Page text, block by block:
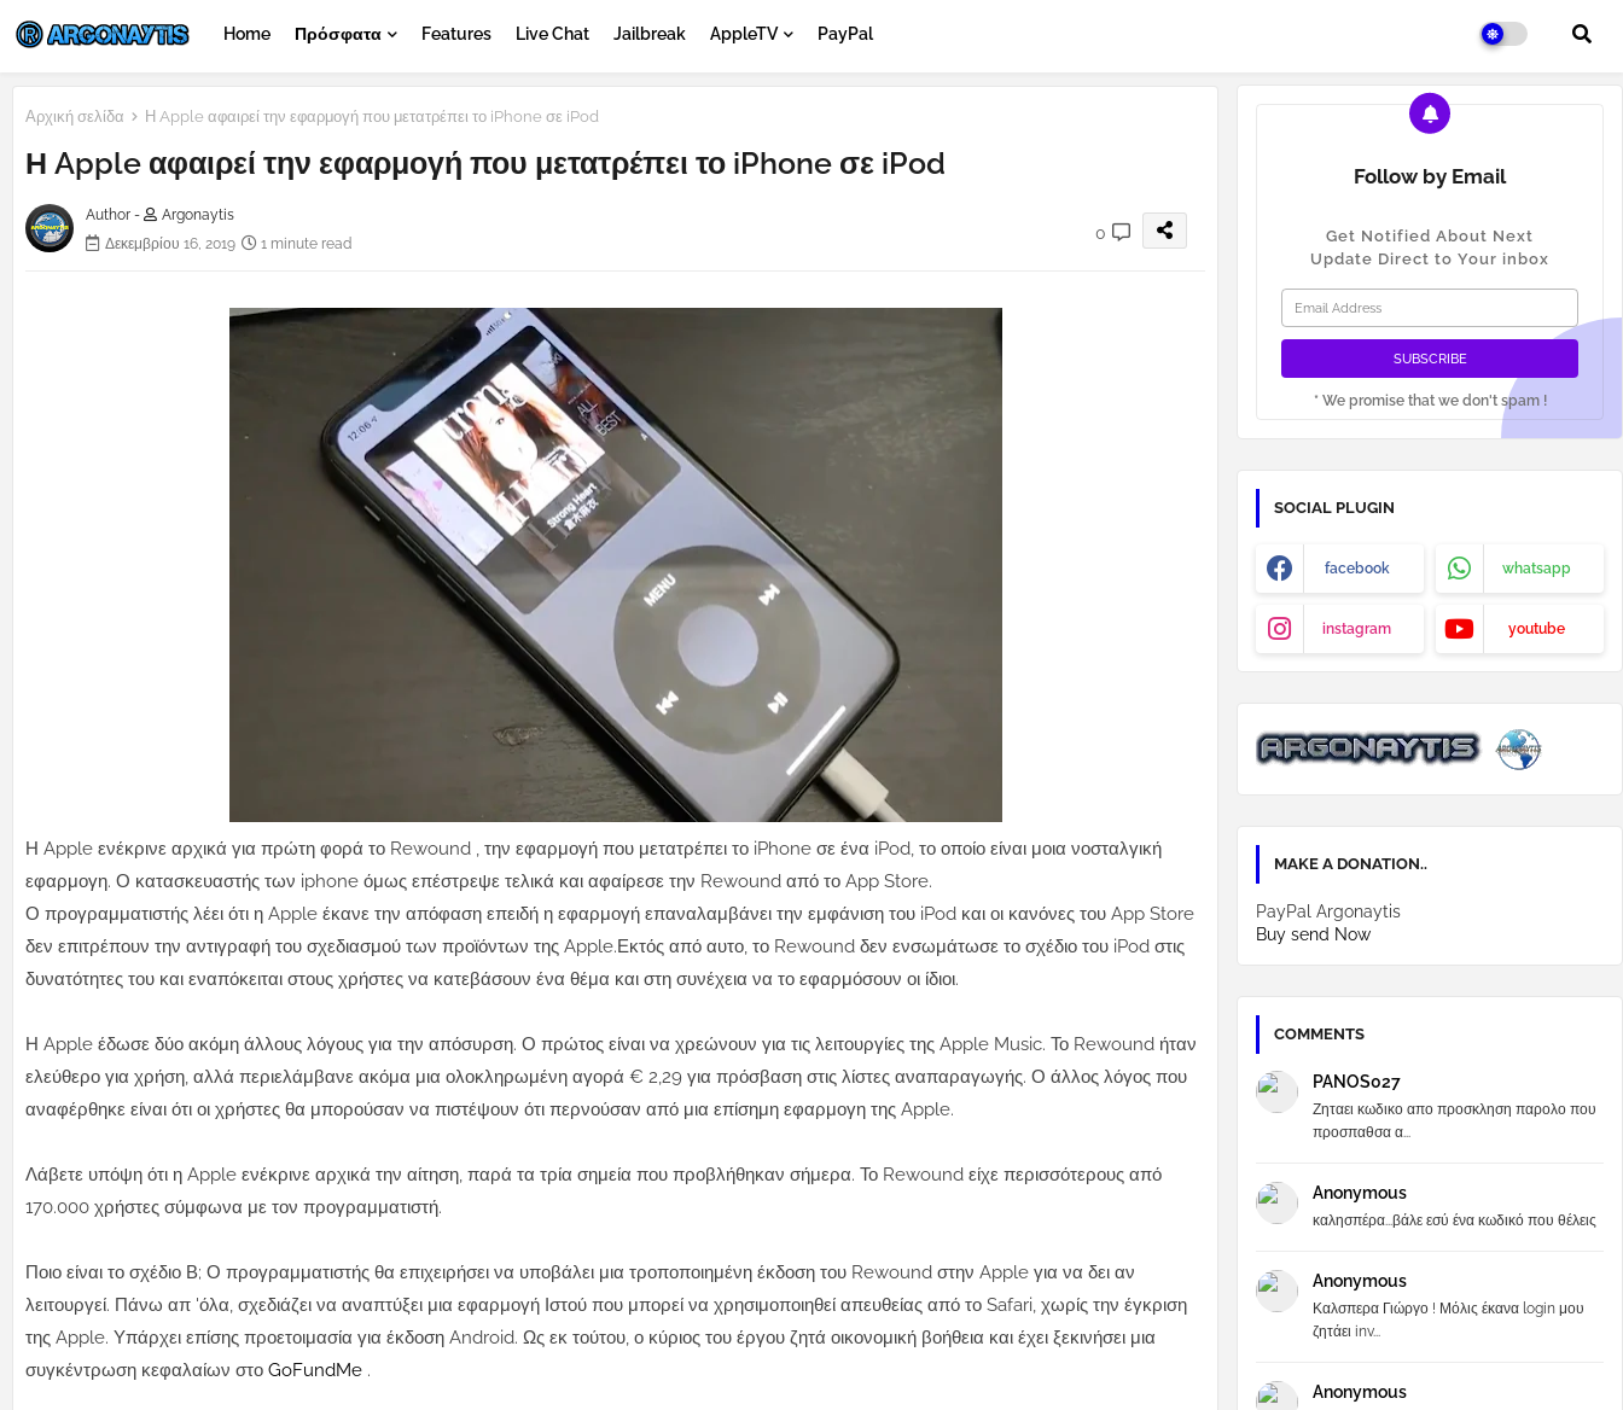
Home Πρόσφατα Features Live Chat Jailbreak AppleTV PayPal
Αρχική σελίδα Η Apple αφαιρεί την εφαρμογή που μετατρέπει το iPhone σε iPod
Η Apple αφαιρεί την εφαρμογή που μετατρέπει το iPhone σε iPod
Author -
Argonaytis
Δεκεμβρίου 16, 2019
1 minute read
0
Η Apple ενέκρινε αρχικά για πρώτη φορά το Rewound , την εφαρμογή που μετατρέπει το iPhone σε ένα iPod, το οποίο είναι μοια νοσταλγική
εφαρμογη. Ο κατασκευαστής των iphone όμως επέστρεψε τελικά και αφαίρεσε την Rewound από το App Store.
Ο προγραμματιστής λέει ότι η Apple έκανε την απόφαση επειδή η εφαρμογή επαναλαμβάνει την εμφάνιση του iPod και οι κανόνες του App Store
δεν επιτρέπουν την αντιγραφή του σχεδιασμού των προϊόντων της Apple.Εκτός από αυτο, το Rewound δεν ενσωμάτωσε το σχέδιο του iPod στις
δυνατότητες του και εναπόκειται στους χρήστες να κατεβάσουν ένα θέμα και στη συνέχεια να το εφαρμόσουν οι ίδιοι.
Η Apple έδωσε δύο ακόμη άλλους λόγους για την απόσυρση. Ο πρώτος είναι να χρεώνουν για τις λειτουργίες της Apple Music. Το Rewound ήταν
ελεύθερο για χρήση, αλλά περιελάμβανε ακόμα μια ολοκληρωμένη αγορά € 2,29 για πρόσβαση στις λίστες αναπαραγωγής. Ο άλλος λόγος που
αναφέρθηκε είναι ότι οι χρήστες θα μπορούσαν να πιστέψουν ότι περνούσαν από μια επίσημη εφαρμογη της Apple.
Λάβετε υπόψη ότι η Apple ενέκρινε αρχικά την αίτηση, παρά τα τρία σημεία που προβλήθηκαν σήμερα. Το Rewound είχε περισσότερους από
170.000 χρήστες σύμφωνα με τον προγραμματιστή.
Ποιο είναι το σχέδιο Β; Ο προγραμματιστής θα επιχειρήσει να υποβάλει μια τροποποιημένη έκδοση του Rewound στην Apple για να δει αν
λειτουργεί. Πάνω απ 'όλα, σχεδιάζει να αναπτύξει μια εφαρμογή Ιστού που μπορεί να χρησιμοποιηθεί απευθείας από το Safari, χωρίς την έγκριση
της Apple. Υπάρχει επίσης προετοιμασία για έκδοση Android. Ως εκ τούτου, ο κύριος του έργου ζητά οικονομική βοήθεια και έχει ξεκινήσει μια
συγκέντρωση κεφαλαίων στο GoFundMe .
Follow by Email
Get Notified About Next
Update Direct to Your inbox
* We promise that we don't spam !
SOCIAL PLUGIN
facebook whatsapp
instagram youtube
MAKE A DONATION..
PayPal Argonaytis
Buy send Now
COMMENTS
PANOS027
Ζηταει κωδικο απο προσκληση παρολο που
προσπαθσα α...
Anonymous
καλησπέρα...βάλε εσύ ένα κωδικό που θέλεις
Anonymous
Καλσπερα Γιώργο ! Μόλις έκανα login μου
ζητάει inv...
Anonymous